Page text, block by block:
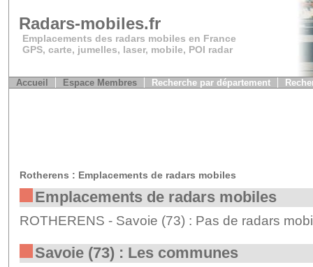
Radars-mobiles.fr
Emplacements des radars mobiles en France
GPS, carte, jumelles, laser, mobile, POI radar
Accueil Espace Membres Recherche par département
Rotherens : Emplacements de radars mobiles
Emplacements de radars mobiles
ROTHERENS - Savoie (73) : Pas de radars
Savoie (73) : Les communes